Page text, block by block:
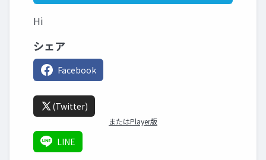
Hi
シェア
Facebook
(Twitter)
またはPlayer版
LINE